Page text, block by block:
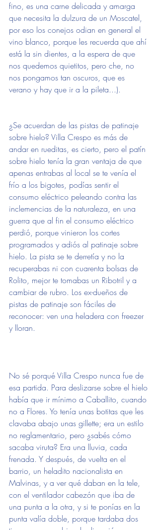
fino, es una carne delicada y amarga
que necesita la dulzura de un Moscatel,
por eso los conejos odian en general el
vino blanco, porque les recuerda que ahí
está la sin dientes, a la espera de que
nos quedemos quietitos, pero che, no
nos pongamos tan oscuros, que es
verano y hay que ir a la pileta...).
¿Se acuerdan de las pistas de patinaje
sobre hielo? Villa Crespo es más de
andar en rueditas, es cierto, pero el patín
sobre hielo tenía la gran ventaja de que
apenas entrabas al local se te venía el
frío a los bigotes, podías sentir el
consumo eléctrico peleando contra las
inclemencias de la naturaleza, en una
guerra que al fin el consumo eléctrico
perdió, porque vinieron los cortes
programados y adiós al patinaje sobre
hielo. La pista se te derretía y no la
recuperabas ni con cuarenta bolsas de
Rolito, mejor te tomabas un Ribotril y a
cambiar de rubro. Los ex-dueños de
pistas de patinaje son fáciles de
reconocer: ven una heladera con freezer
y lloran.
No sé porqué Villa Crespo nunca fue de
esa partida. Para deslizarse sobre el hielo
había que ir mínimo a Caballito, cuando
no a Flores. Yo tenía unas botitas que les
clavaba abajo unas gillette; era un estilo
no reglamentario, pero ¿sabés cómo
sacaba viruta? Era una lluvia, cada
frenada. Y después, de vuelta en el
barrio, un heladito nacionalista en
Malvinas, y a ver qué daban en la tele,
con el ventilador cabezón que iba de
una punta a la otra, y si te ponías en la
punta valía doble, porque tardaba dos